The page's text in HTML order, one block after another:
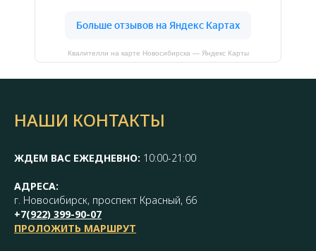
Квалителли на карте Новосибирска — Яндекс Карты
НАШИ КОНТАКТЫ
ЖДЕМ ВАС ЕЖЕДНЕВНО: 10:00-21:00
АДРЕСА:
г. Новосибирск, проспект Красный, 66
+7(922) 399-90-07
ПРОЛОЖИТЬ МАРШРУТ